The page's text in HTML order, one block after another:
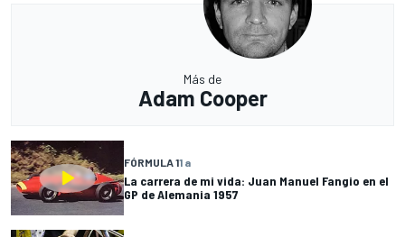
Más de
Adam Cooper
FÓRMULA 11 a
La carrera de mi vida: Juan Manuel Fangio en el
GP de Alemania 1957